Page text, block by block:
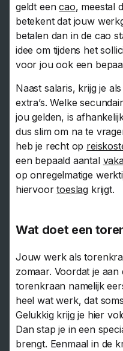
geldt eencao, meestal
betekent dat jouw
betalen dan in de cao
idee om tijdens het
voor jou ook een
Naast salaris, krijg je
extra’s. Welke
jou gelden, is
dus slim om na te
heb je recht op
een bepaald aantal
op onregelmatige
hiervoortoeslag krijgt.
Wat doet een
Jouw werk als
zomaar. Voordat je
torenkraan namelijk
heel wat werk, dat
Gelukkig krijg je hier
Dan stap je in een
brengt. Eenmaal in de